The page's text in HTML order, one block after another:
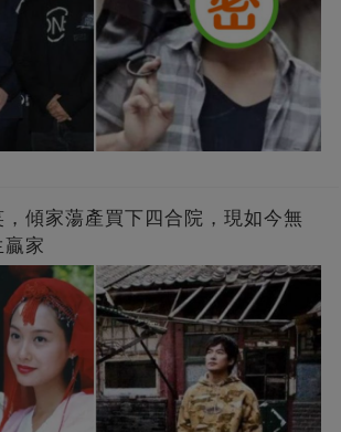
傾家蕩產買下四合院，現如今無
家